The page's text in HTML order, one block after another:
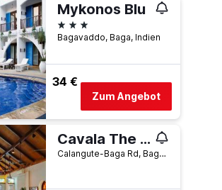
Mykonos Blu
3 Sterne
Bagavaddo, Baga, Indien
34 €
Zum Angebot
Cavala The Seaside Resort
Calangute-Baga Rd, Baga, Indien